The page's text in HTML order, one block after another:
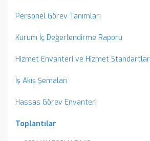
Personel Görev Tanımları
Kurum İç Değerlendirme Raporu
Hizmet Envanteri ve Hizmet
İş Akış Şemaları
Hassas Görev Envanteri
Toplantılar